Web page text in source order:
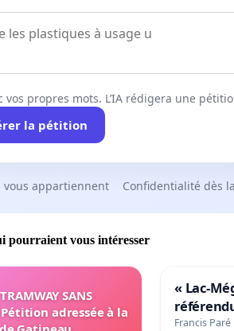
vos propres mots. L’IA rédigera une
la pétition
vous appartiennent Confidentialité dès
pourraient vous intéresser
SANS
Pétition adressée à la
« Lac-
Francis Paré